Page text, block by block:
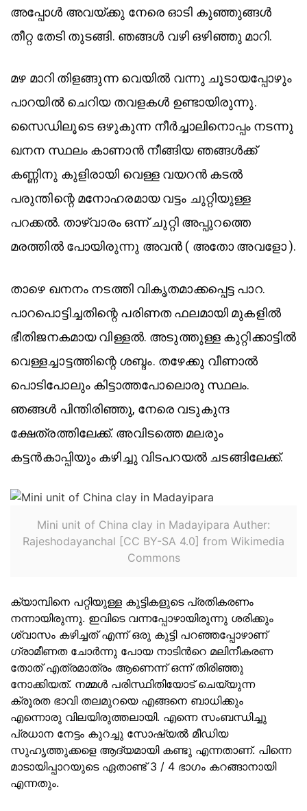
അപ്പോൾ അവയ്ക്കു നേരെ ഓടി കുഞ്ഞുങ്ങൾ
തീറ്റ തേടി തുടങ്ങി. ഞങ്ങൾ വഴി ഒഴിഞ്ഞു മാറി.
മഴ മാറി തിളങ്ങുന്ന വെയിൽ വന്നു ചൂടായപ്പോഴും
പാറയിൽ ചെറിയ തവളകൾ ഉണ്ടായിരുന്നു.
സൈഡിലൂടെ ഒഴുകുന്ന നീർച്ചാലിനൊപ്പം നടന്നു
ഖനന സ്ഥലം കാണാൻ നീങ്ങിയ ഞങ്ങൾക്ക്
കണ്ണിനു കുളിരായി വെള്ള വയറൻ കടൽ
പരുന്തിന്റെ മനോഹരമായ വട്ടം ചുറ്റിയുള്ള
പറക്കൽ. താഴ്‌വാരം ഒന്ന് ചുറ്റി അപ്പുറത്തെ
മരത്തിൽ പോയിരുന്നു അവൻ ( അതോ അവളോ ).
താഴെ ഖനനം നടത്തി വികൃതമാക്കപ്പെട്ട പാറ.
പാറപൊട്ടിച്ചതിന്റെ പരിണത ഫലമായി മുകളിൽ
ഭീതിജനകമായ വിള്ളൽ. അടുത്തുള്ള കുറ്റിക്കാട്ടിൽ
വെള്ളച്ചാട്ടത്തിന്റെ ശബ്ദം. തഴേക്കു വീണാൽ
പൊടിപോലും കിട്ടാത്തപോലൊരു സ്ഥലം.
ഞങ്ങൾ പിന്തിരിഞ്ഞു, നേരെ വടുകുന്ദ
ക്ഷേത്രത്തിലേക്ക്. അവിടത്തെ മലരും
കട്ടൻകാപ്പിയും കഴിച്ചു വിടപറയൽ ചടങ്ങിലേക്ക്.
Mini unit of China clay in Madayipara Auther:
Rajeshodayanchal [CC BY-SA 4.0] from Wikimedia
Commons
ക്യാമ്പിനെ പറ്റിയുള്ള കുട്ടികളുടെ പ്രതികരണം
നന്നായിരുന്നു. ഇവിടെ വന്നപ്പോഴായിരുന്നു ശരിക്കും
ശ്വാസം കഴിച്ചത് എന്ന് ഒരു കുട്ടി പറഞ്ഞപ്പോഴാണ്
ഗ്രാമീണത ചോർന്നു പോയ നാടിൻറെ മലിനീകരണ
തോത് എത്രമാത്രം ആണെന്ന് ഒന്ന് തിരിഞ്ഞു
നോക്കിയത്. നമ്മൾ പരിസ്ഥിതിയോട് ചെയ്യുന്ന
ക്രൂരത ഭാവി തലമുറയെ എങ്ങനെ ബാധിക്കും
എന്നൊരു വിലയിരുത്തലായി. എന്നെ സംബന്ധിച്ചു
പ്രധാന നേട്ടം കുറച്ചു സോഷ്യൽ മീഡിയ
സുഹൃത്തുക്കളെ ആദ്യമായി കണ്ടു എന്നതാണ്. പിന്നെ
മാടായിപ്പാറയുടെ ഏതാണ്ട് 3 / 4 ഭാഗം കറങ്ങാനായി
എന്നതും.